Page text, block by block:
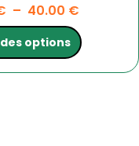
– 40.00 €
options